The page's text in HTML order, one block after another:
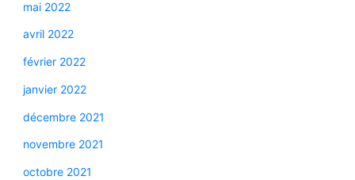
mai 2022
avril 2022
février 2022
janvier 2022
décembre 2021
novembre 2021
octobre 2021